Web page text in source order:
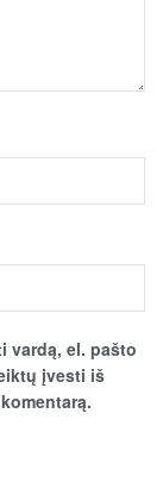
vardą, el. pašto
įvesti iš